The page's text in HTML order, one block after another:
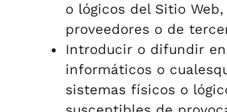
o lógicos del Sitio
proveedores o de
Introducir o difundir
informáticos o
sistemas físicos o